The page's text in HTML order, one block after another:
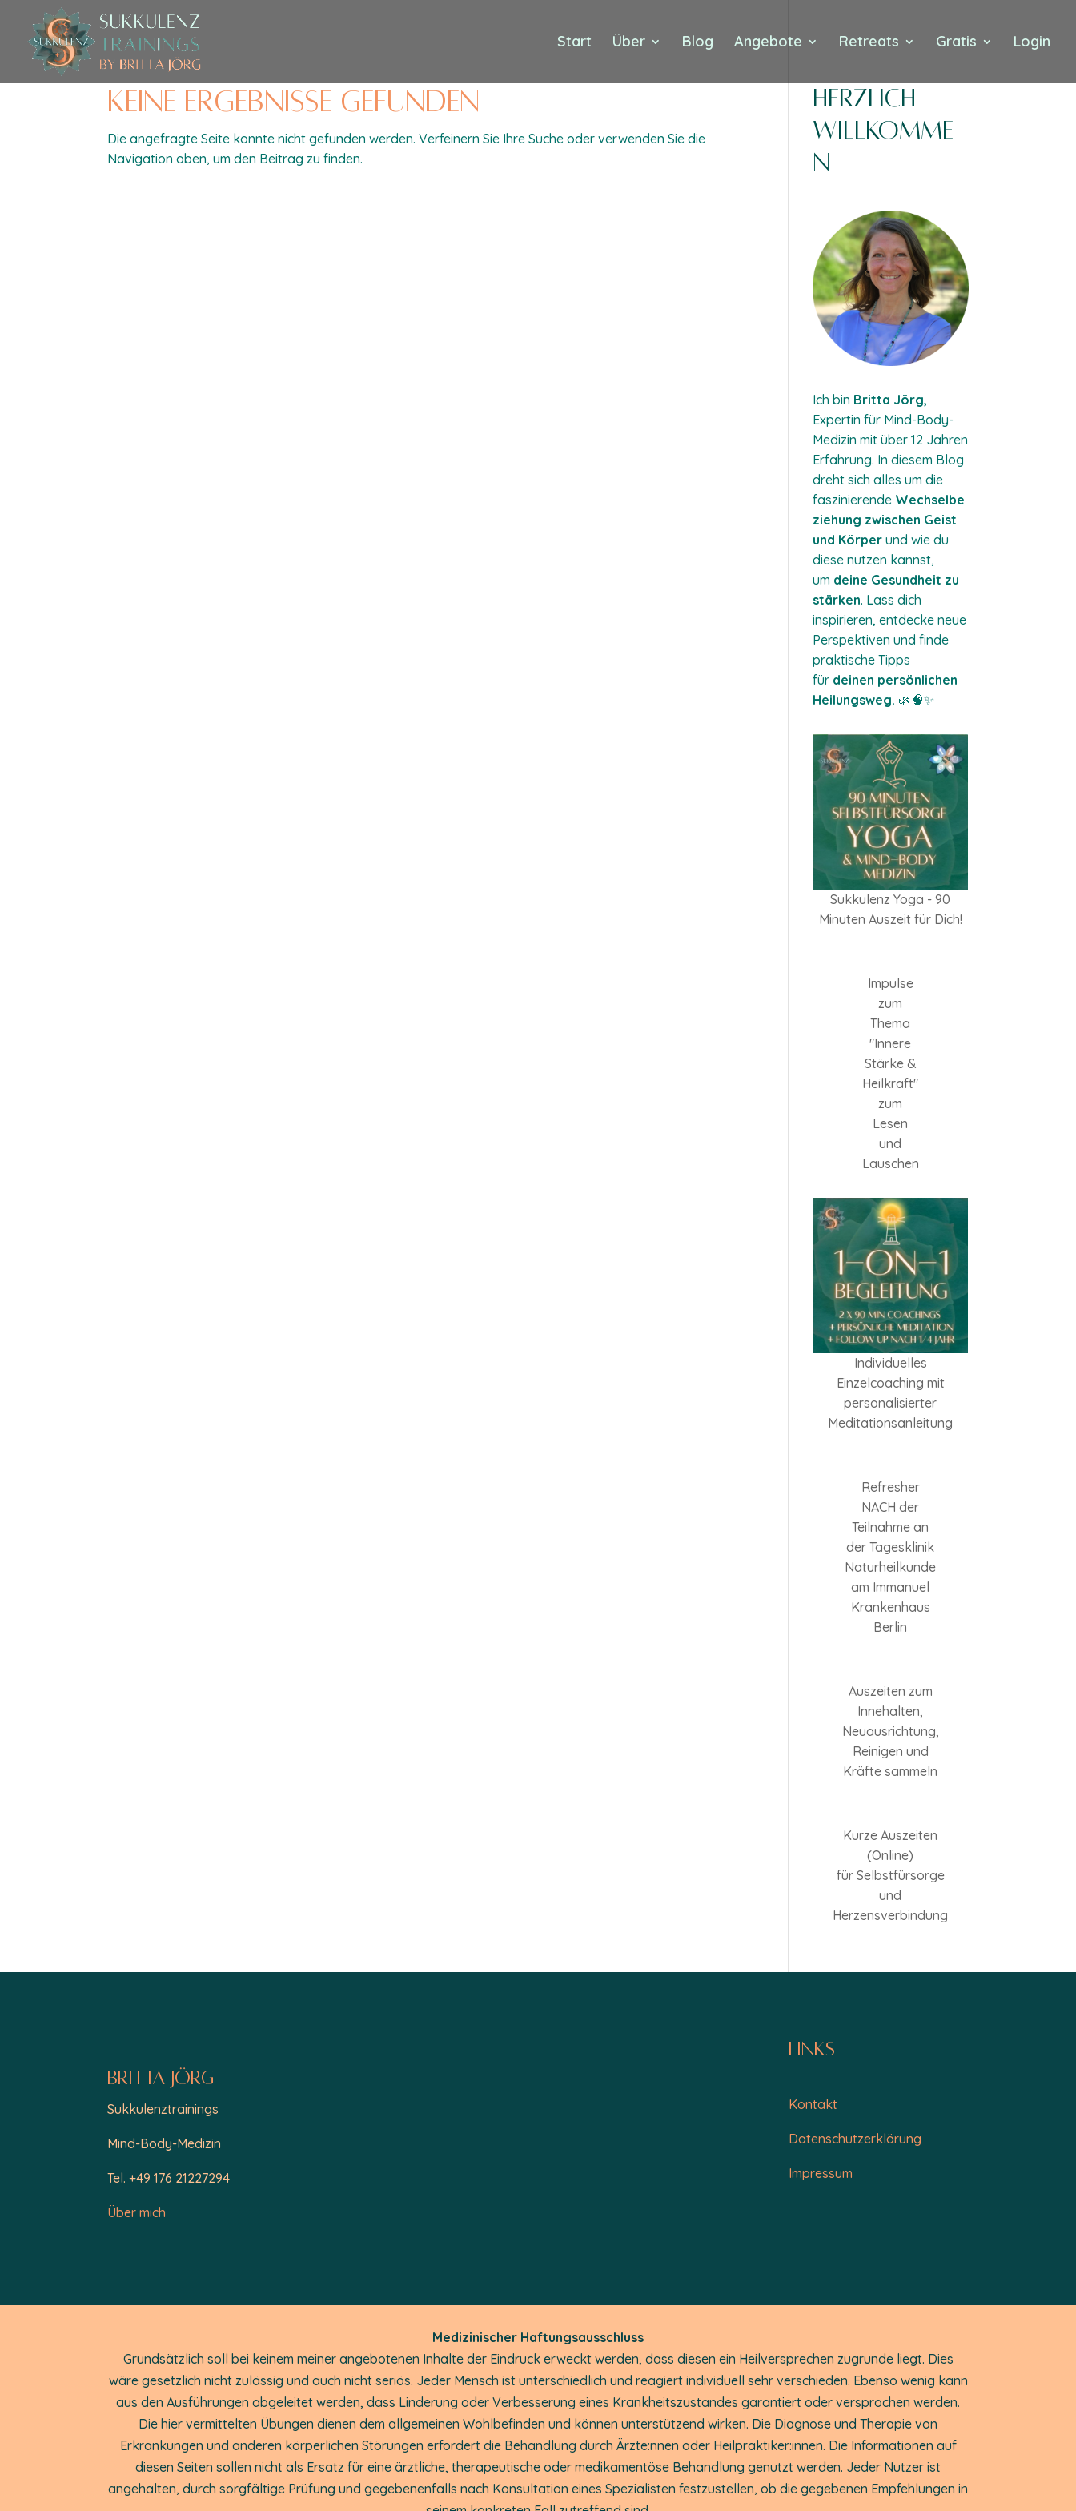
Start Über Blog Angebote Retreats Gratis Login
Keine Ergebnisse gefunden
Die angefragte Seite konnte nicht gefunden werden. Verfeinern Sie Ihre Suche oder verwenden Sie die
Navigation oben, um den Beitrag zu finden.
Herzlich
Willkomme
n
Ich bin Britta Jörg,
Expertin für Mind-Body-
Medizin mit über 12 Jahren
Erfahrung. In diesem Blog
dreht sich alles um die
faszinierende Wechselbe
ziehung zwischen Geist
und Körper und wie du
diese nutzen kannst,
um deine Gesundheit zu
stärken. Lass dich
inspirieren, entdecke neue
Perspektiven und finde
praktische Tipps
für deinen persönlichen
Heilungsweg. 🌿🧠✨
Sukkulenz Yoga - 90
Minuten Auszeit für Dich!
Impulse
zum
Thema
"Innere
Stärke &
Heilkraft"
zum
Lesen
und
Lauschen
Individuelles
Einzelcoaching mit
personalisierter
Meditationsanleitung
Refresher
NACH der
Teilnahme an
der Tagesklinik
Naturheilkunde
am Immanuel
Krankenhaus
Berlin
Auszeiten zum
Innehalten,
Neuausrichtung,
Reinigen und
Kräfte sammeln
Kurze Auszeiten
(Online)
für Selbstfürsorge
und
Herzensverbindung
Britta Jörg
Sukkulenztrainings
Mind-Body-Medizin
Tel. +49 176 21227294
Über mich
Links
Kontakt
Datenschutzerklärung
Impressum
Medizinischer Haftungsausschluss
Grundsätzlich soll bei keinem meiner angebotenen Inhalte der Eindruck erweckt werden, dass diesen ein Heilversprechen zugrunde liegt. Dies
wäre gesetzlich nicht zulässig und auch nicht seriös. Jeder Mensch ist unterschiedlich und reagiert individuell sehr verschieden. Ebenso wenig kann
aus den Ausführungen abgeleitet werden, dass Linderung oder Verbesserung eines Krankheitszustandes garantiert oder versprochen werden.
Die hier vermittelten Übungen dienen dem allgemeinen Wohlbefinden und können unterstützend wirken. Die Diagnose und Therapie von
Erkrankungen und anderen körperlichen Störungen erfordert die Behandlung durch Ärzte:nnen oder Heilpraktiker:innen. Die Informationen auf
diesen Seiten sollen nicht als Ersatz für eine ärztliche, therapeutische oder medikamentöse Behandlung genutzt werden. Jeder Nutzer ist
angehalten, durch sorgfältige Prüfung und gegebenenfalls nach Konsultation eines Spezialisten festzustellen, ob die gegebenen Empfehlungen in